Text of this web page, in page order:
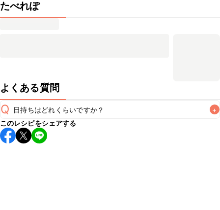
たべれぽ
よくある質問
Q 日持ちはどれくらいですか？ +
こちらのレシピは出来たてをお召し上がりいただくことをお
すすめします。
このレシピをシェアする